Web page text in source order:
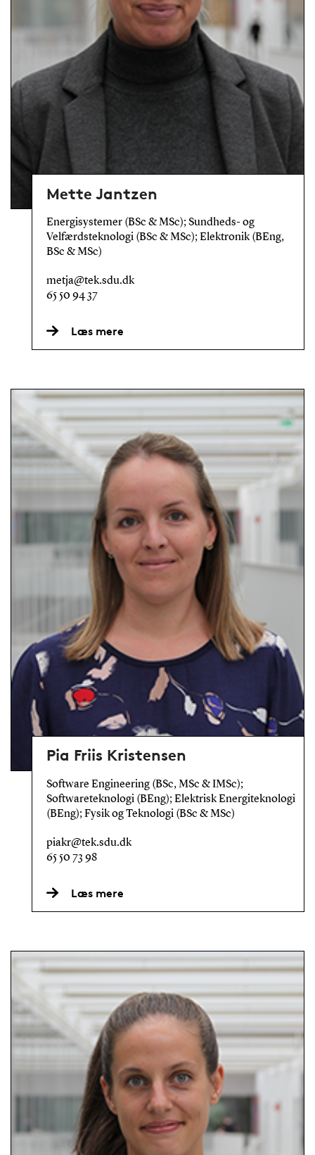
Mette Jantzen
Energisystemer (BSc & MSc); Sundheds- og
Velfærdsteknologi (BSc & MSc); Elektronik (BEng,
BSc & MSc)
metja@tek.sdu.dk
65 50 94 37
Læs mere
Pia Friis Kristensen
Software Engineering (BSc, MSc & IMSc);
Softwareteknologi (BEng); Elektrisk Energiteknologi
(BEng); Fysik og Teknologi (BSc & MSc)
piakr@tek.sdu.dk
65 50 73 98
Læs mere